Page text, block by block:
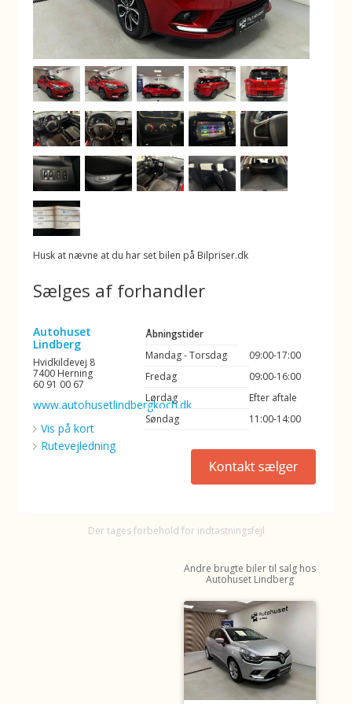
Husk at nævne at du har set bilen på Bilpriser.dk
Sælges af forhandler
Autohuset
Lindberg
Hvidkildevej 8
7400 Herning
60 91 00 67
www.autohusetlindbergkoch.dk
Vis på kort
Rutevejledning
Åbningstider
Mandag - Torsdag
09:00-17:00
Fredag
09:00-16:00
Lørdag
Efter aftale
Søndag
11:00-14:00
Der tages forbehold for indtastningsfejl
Andre brugte biler til salg hos
Autohuset Lindberg